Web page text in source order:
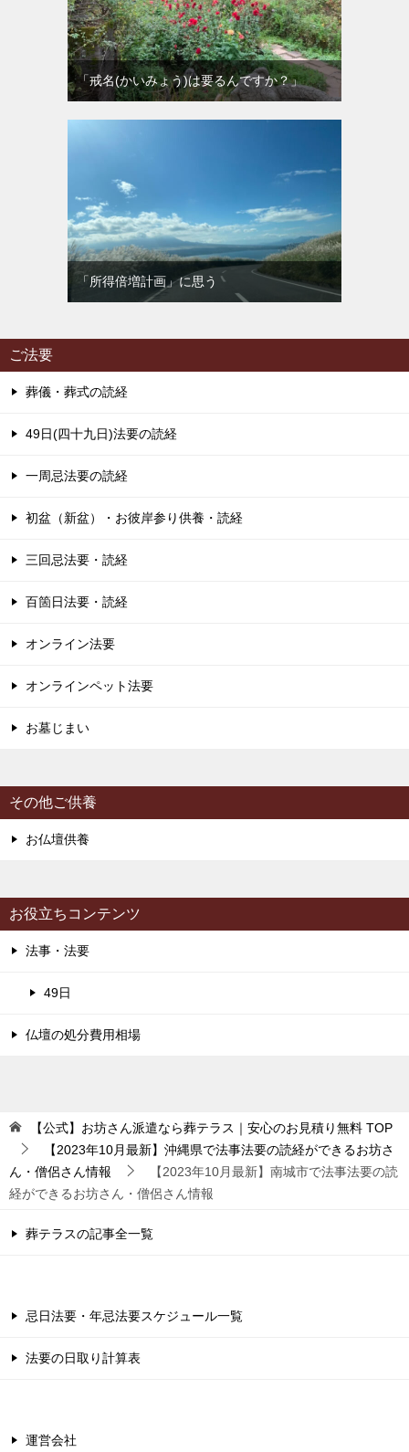
「戒名(かいみょう)は要るんですか？」
「所得倍増計画」に思う
ご法要
葬儀・葬式の読経
49日(四十九日)法要の読経
一周忌法要の読経
初盆（新盆）・お彼岸参り供養・読経
三回忌法要・読経
百箇日法要・読経
オンライン法要
オンラインペット法要
お墓じまい
その他ご供養
お仏壇供養
お役立ちコンテンツ
法事・法要
49日
仏壇の処分費用相場
【公式】お坊さん派遣なら葬テラス｜安心のお見積り無料 TOP
【2023年10月最新】沖縄県で法事法要の読経ができるお坊さ
ん・僧侶さん情報
【2023年10月最新】南城市で法事法要の読
経ができるお坊さん・僧侶さん情報
葬テラスの記事全一覧
忌日法要・年忌法要スケジュール一覧
法要の日取り計算表
運営会社